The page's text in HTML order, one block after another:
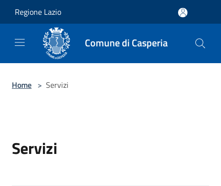
Regione Lazio
Comune di Casperia
Home > Servizi
Servizi